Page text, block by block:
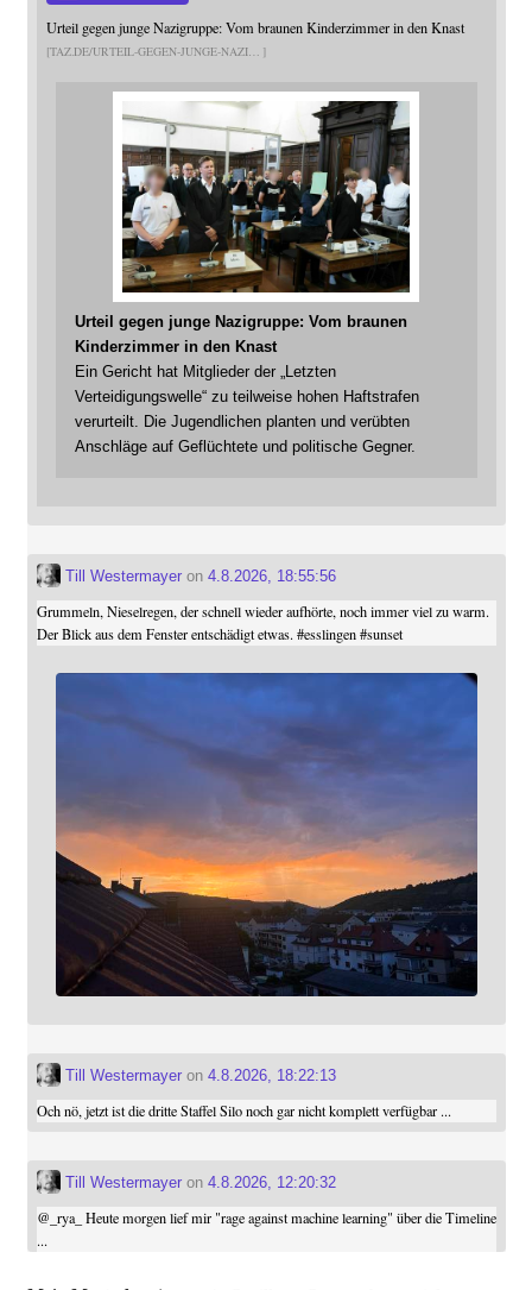
Urteil gegen junge Nazigruppe: Vom braunen Kinderzimmer in den Knast
TAZ.DE/URTEIL-GEGEN-JUNGE-NAZI
Urteil gegen junge Nazigruppe: Vom braunen
Kinderzimmer in den Knast
Ein Gericht hat Mitglieder der „Letzten
Verteidigungswelle“ zu teilweise hohen Haftstrafen
verurteilt. Die Jugendlichen planten und verübten
Anschläge auf Geflüchtete und politische Gegner.
Till Westermayeron 4.8.2026, 18:55:56
Grummeln, Nieselregen, der schnell wieder aufhörte, noch immer viel zu warm.
Der Blick aus dem Fenster entschädigt etwas.#esslingen #sunset
Till Westermayeron 4.8.2026, 18:22:13
Och nö, jetzt ist die dritte Staffel Silo noch gar nicht komplett verfügbar ...
Till Westermayeron 4.8.2026, 12:20:32
@ _rya_ Heute morgen lief mir "rage against machine learning" über die Timeline
...